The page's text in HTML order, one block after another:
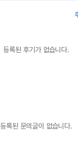
등록된 후기가 없습니다.
등록된 문의글이 없습니다.